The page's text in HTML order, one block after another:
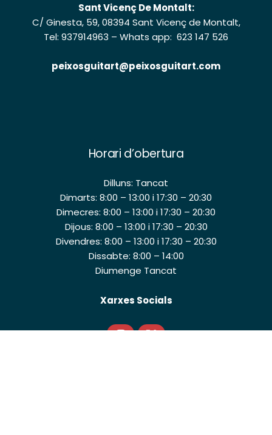
Sant Vicenç De Montalt:
C/ Ginesta, 59, 08394 Sant Vicenç de Montalt,
Tel: 937914963 – Whats app: 623 147 526
peixosguitart@peixosguitart.com
Horari d’obertura
Dilluns: Tancat
Dimarts: 8:00 – 13:00 i 17:30 – 20:30
Dimecres: 8:00 – 13:00 i 17:30 – 20:30
Dijous: 8:00 – 13:00 i 17:30 – 20:30
Divendres: 8:00 – 13:00 i 17:30 – 20:30
Dissabte: 8:00 – 14:00
Diumenge Tancat
Xarxes Socials